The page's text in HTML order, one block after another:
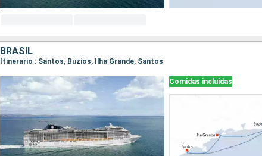
BRASIL
Itinerario : Santos, Buzios, Ilha Grande, Santos
Comidas incluidas